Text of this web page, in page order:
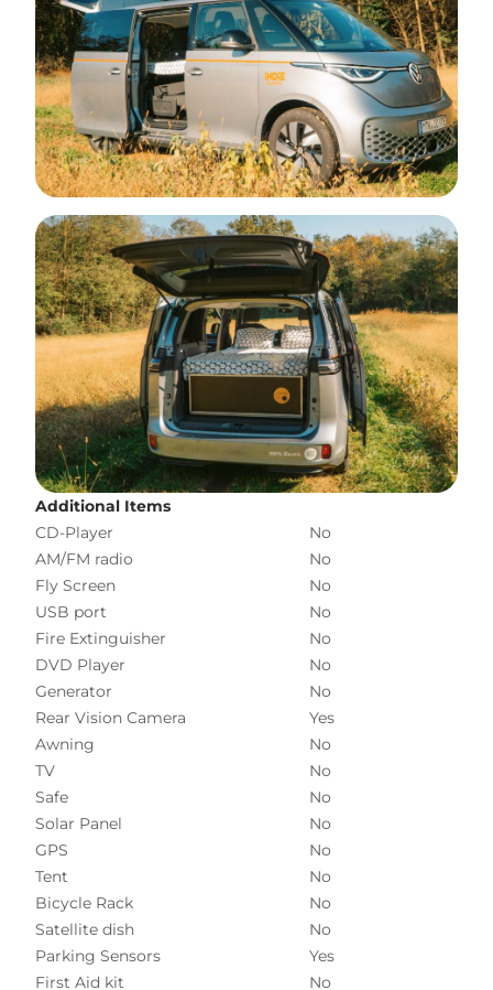
Additional Items
CD-Player
No
AM/FM radio
No
Fly Screen
No
USB port
No
Fire Extinguisher
No
DVD Player
No
Generator
No
Rear Vision Camera
Yes
Awning
No
TV
No
Safe
No
Solar Panel
No
GPS
No
Tent
No
Bicycle Rack
No
Satellite dish
No
Parking Sensors
Yes
First Aid kit
No